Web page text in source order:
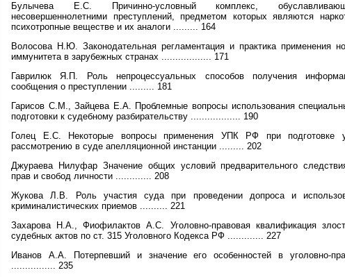
Булычева Е.С. Причинно-условный комплекс,
несовершеннолетними преступлений, предметом которых являются
психотропные веществе и их аналоги ......... 164
Волосова Н.Ю. Законодательная регламентация и практика применения
иммунитета в зарубежных странах .................. 171
Гаврилюк Я.П. Роль непроцессуальных способов получения
сообщения о преступлении ......... 181
Гарисов С.М., Зайцева Е.А. Проблемные вопросы использования
подготовки к судебному разбирательству .................. 190
Голец Е.С. Некоторые вопросы применения УПК РФ при подготовке
рассмотрению в суде апелляционной инстанции ......... 202
Джураева Нилуфар Значение общих условий предварительного
прав и свобод личности ............. 208
Жукова Л.В. Роль участия суда при проведении допроса и
криминалистических приемов .......... 221
Захарова Н.А., Фиофилактов А.С. Уголовно-правовая квалификация
судебных актов по ст. 315 Уголовного Кодекса РФ ............. 227
Иванов А.А. Потерпевший и значение его особенностей в уголовно-
................ 235